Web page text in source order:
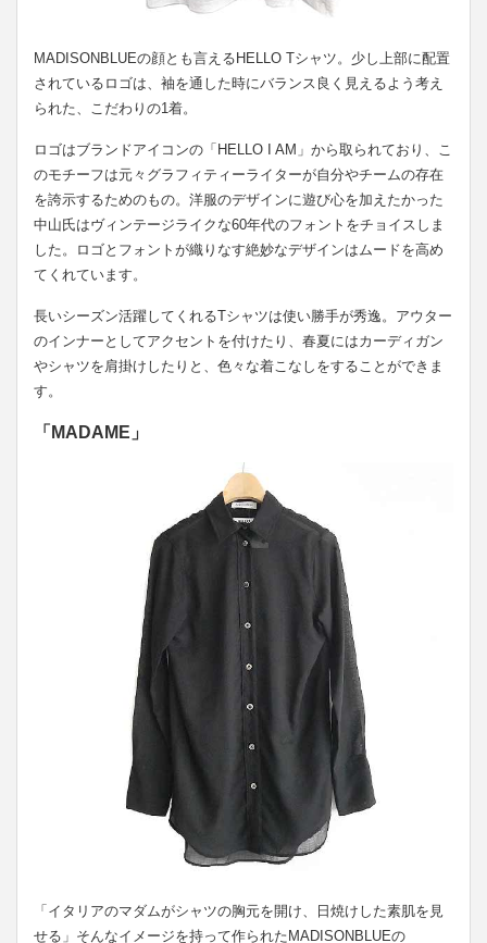
MADISONBLUEの顔とも言えるHELLO Tシャツ。少し上部に配置
されているロゴは、袖を通した時にバランス良く見えるよう考え
られた、こだわりの1着。
ロゴはブランドアイコンの「HELLO I AM」から取られており、こ
のモチーフは元々グラフィティーライターが自分やチームの存在
を誇示するためのもの。洋服のデザインに遊び心を加えたかった
中山氏はヴィンテージライクな60年代のフォントをチョイスしま
した。ロゴとフォントが織りなす絶妙なデザインはムードを高め
てくれています。
長いシーズン活躍してくれるTシャツは使い勝手が秀逸。アウター
のインナーとしてアクセントを付けたり、春夏にはカーディガン
やシャツを肩掛けしたりと、色々な着こなしをすることができま
す。
「MADAME」
「イタリアのマダムがシャツの胸元を開け、日焼けした素肌を見
せる」そんなイメージを持って作られたMADISONBLUEの